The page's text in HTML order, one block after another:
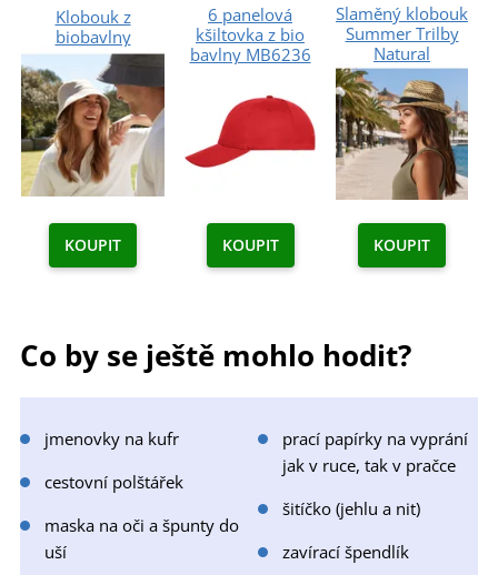
Klobouk z
biobavlny
6 panelová
kšiltovka z bio
bavlny MB6236
Slaměný klobouk
Summer Trilby
Natural
KOUPIT KOUPIT KOUPIT
Co by se ještě mohlo hodit?
jmenovky na kufr
cestovní polštářek
maska na oči a špunty do
uší
prací papírky na vyprání
jak v ruce, tak v pračce
šitíčko (jehlu a nit)
zavírací špendlík